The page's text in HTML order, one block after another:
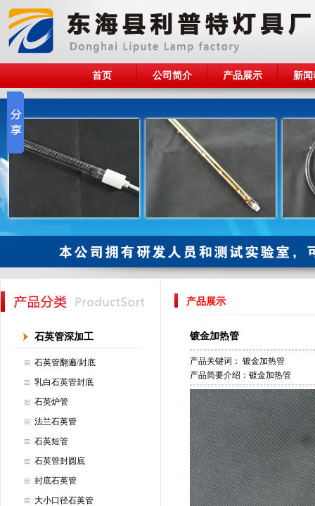
首页 公司简介 产品展示 新闻
石英管深加工
石英管翻遍/封底
乳白石英管封底
石英炉管
法兰石英管
石英短管
石英管封圆底
封底石英管
大小口径石英管
产品展示
镀金加热管
产品关键词： 镀金加热管
产品简要介绍：镀金加热管